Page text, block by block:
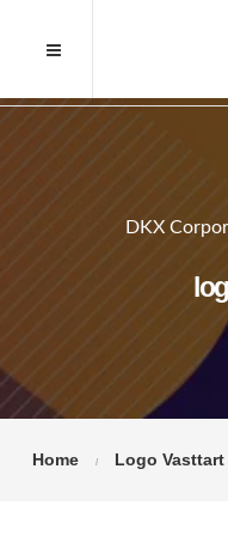
DKX
Home Logo Vasttart